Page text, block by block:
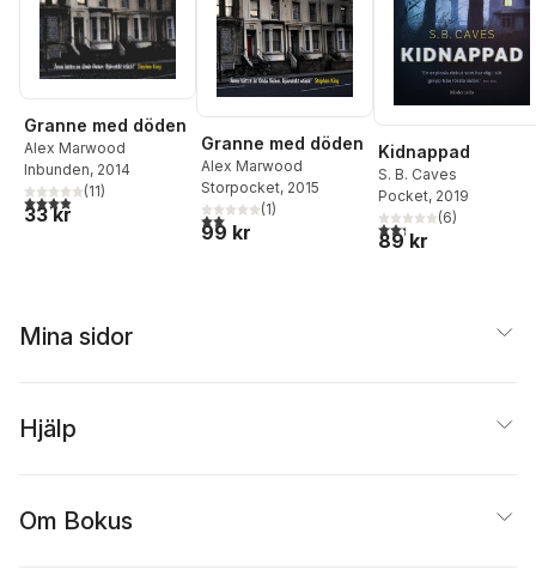
Granne med döden
Alex Marwood
Inbunden, 2014
3,9utav 5 stjärnor. Totalt antal röster:
(11)
33 kr
Granne med döden
Alex Marwood
Storpocket, 2015
2,0utav 5 stjärnor. Totalt antal röster:
(1)
99 kr
Kidnappad
S. B. Caves
Pocket, 2019
2,3utav 5 stjärnor.
(6)
89 kr
Mina sidor
Hjälp
Om Bokus